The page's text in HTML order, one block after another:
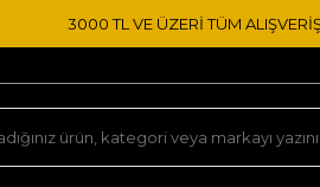
3000 TL VE ÜZERİ TÜM